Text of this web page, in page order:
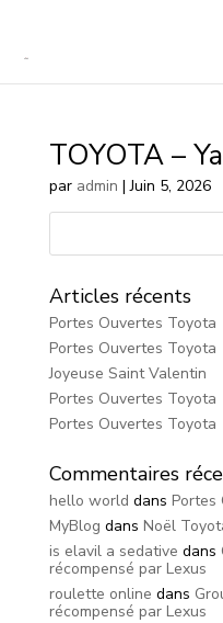
TOYOTA –
par admin |Juin 5, 2026
Articles récents
Portes Ouvertes Toyota
Portes Ouvertes Toyota
Joyeuse Saint Valentin
Portes Ouvertes Toyota
Portes Ouvertes Toyota
Commentaires
hello world dans Portes
MyBlog dans Noël
is elavil a sedative dans
récompensé par Lexus
roulette online dans
récompensé par Lexus